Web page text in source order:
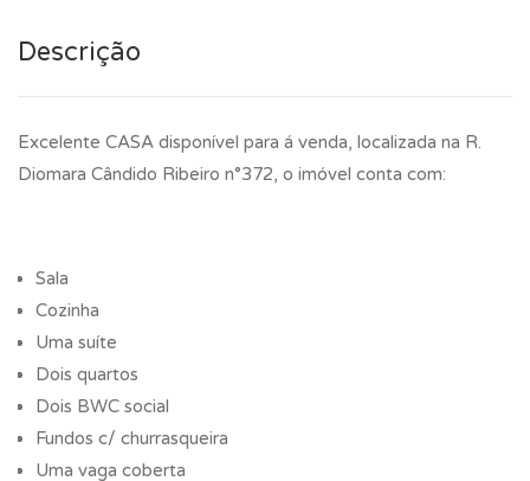
Descrição
Excelente CASA disponível para á venda, localizada na R.
Diomara Cândido Ribeiro n°372, o imóvel conta com:
Sala
Cozinha
Uma suíte
Dois quartos
Dois BWC social
Fundos c/ churrasqueira
Uma vaga coberta